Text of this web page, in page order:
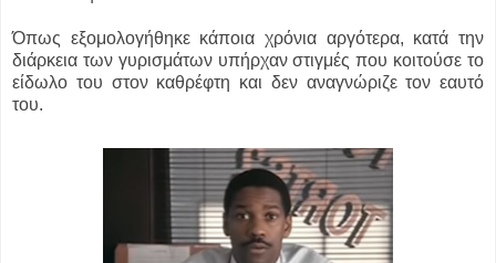
Όπως εξομολογήθηκε κάποια χρόνια αργότερα, κατά την
διάρκεια των γυρισμάτων υπήρχαν στιγμές που κοιτούσε το
είδωλο του στον καθρέφτη και δεν αναγνώριζε τον εαυτό
του.